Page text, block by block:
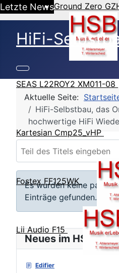
Letzte NewsGround Zero
SEAS L22ROY2 XM011-08
Kartesian Cmp25_vHP
Fostex FF125WK
Lii Audio F15
HiFi-
Neues im HSB
Edifier
Aktuelle Seite:
HiFi-Selbstbau, das
hochwertige HiFi
Information
Es wurden keine
Einträge gefunden.